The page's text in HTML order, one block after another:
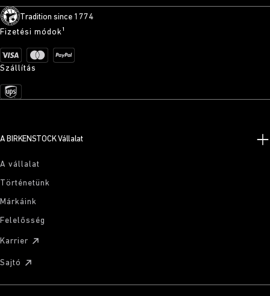
Tradition since 1774
Fizetési módok¹
Szállítás
A BIRKENSTOCK Vállalat
A vállalat
Történetünk
Márkáink
Felelősség
Karrier
Sajtó